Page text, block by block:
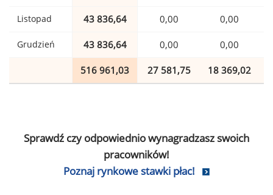
Listopad 43 836,64 0,00 0,00
Grudzień 43 836,64 0,00 0,00
516 961,03 27 581,75 18 369,02
Sprawdź czy odpowiednio wynagradzasz swoich
pracowników!
Poznaj rynkowe stawki płac!